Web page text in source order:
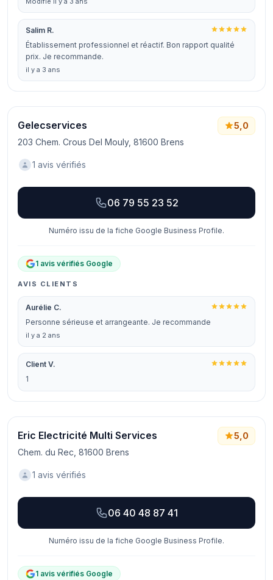
Salim R.
Établissement professionnel et réactif. Bon rapport qualité
prix. Je recommande.
il y a 3 ans
Gelecservices
203 Chem. Crous Del Mouly, 81600 Brens
5,0
1 avis vérifiés
06 79 55 23 52
Numéro issu de la fiche Google Business Profile.
1 avis vérifiés Google
AVIS CLIENTS
Aurélie C.
Personne sérieuse et arrangeante. Je recommande
il y a 2 ans
Client V.
1
Eric Electricité Multi Services
Chem. du Rec, 81600 Brens
5,0
1 avis vérifiés
06 40 48 87 41
Numéro issu de la fiche Google Business Profile.
1 avis vérifiés Google